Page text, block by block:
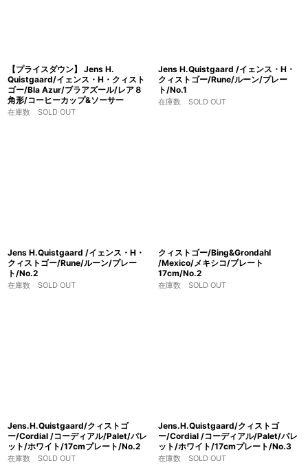
【プライスダウン】 Jens H.
Quistgaard/イェンス・H・クィスト
ゴー/Bla Azur/ブラアズール/レア８
角形/コーヒーカップ&ソーサー
在庫数 SOLD OUT
Jens H.Quistgaard /イェンス・H・
クィストゴー/Rune/ルーン/プレー
ト/No.1
在庫数 SOLD OUT
Jens H.Quistgaard /イェンス・H・
クィストゴー/Rune/ルーン/プレー
ト/No.2
在庫数 SOLD OUT
クィストゴー/Bing&Grondahl
/Mexico/メキシコ/プレート
17cm/No.2
在庫数 SOLD OUT
Jens.H.Quistgaard/クィストゴ
ー/Cordial /コーディアル/Palet/パレ
ット/ホワイト/17cmプレート/No.2
在庫数 SOLD OUT
Jens.H.Quistgaard/クィストゴ
ー/Cordial /コーディアル/Palet/パレ
ット/ホワイト/17cmプレート/No.3
在庫数 SOLD OUT